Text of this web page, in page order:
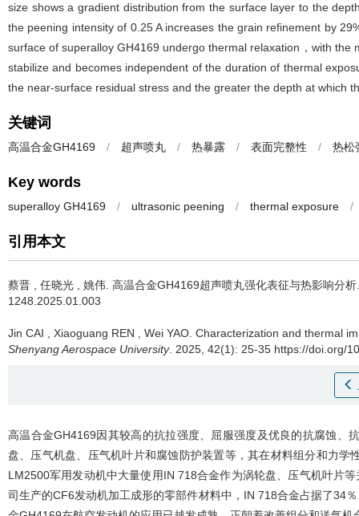
size shows a gradient distribution from the surface layer to the
the peening intensity of 0.25 A increases the grain refinement by
surface of superalloy GH4169 undergo thermal relaxation，with
stabilize and becomes independent of the duration of thermal
the near-surface residual stress and the greater the depth at which
关键词
高温合金GH4169 / 超声喷丸 / 热暴露 / 表面完整性 / 热松
Key words
superalloy GH4169 / ultrasonic peening / thermal exposure /
引用本文
蔡晋 任晓光 姚伟 高温合金GH4169超声喷丸强化表征与热影响分
1248.2025.01.003
Jin CAI Xiaoguang REN Wei YAO Characterization and thermal
Shenyang Aerospace University. 2025, 42(1): 25-35 https://doi.org/
高温合金GH4169因其较高的抗拉强度、屈服强度及优良的抗腐蚀、
盘、压气机盘、压气机叶片和腐蚀防护装置等，其在材料组分和力学
LM2500军用发动机中大量使用IN 718合金作为涡轮盘、压气机叶片
司生产的CF6发动机加工成形的零部件材料中，IN 718合金占据了34